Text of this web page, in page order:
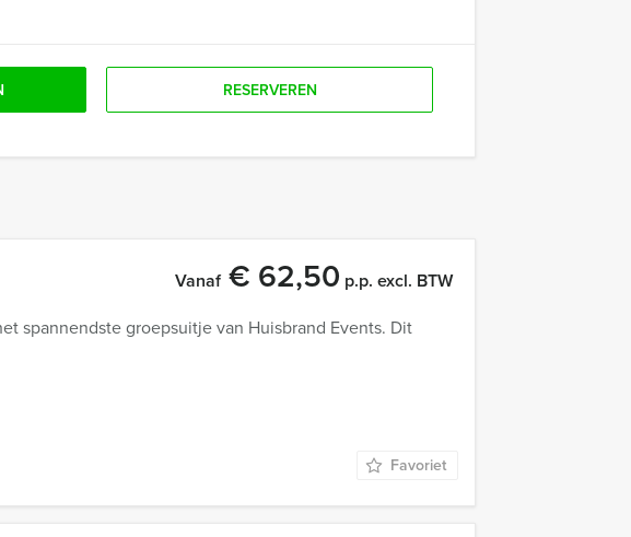
RESERVEREN
Vanaf€ 62,50 p.p. excl. BTW
spannendste groepsuitje van Huisbrand Events. Dit
Favoriet